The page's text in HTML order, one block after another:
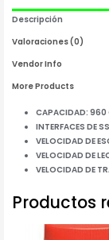
Descripción
Valoraciones (0)
Vendor Info
More Products
CAPACIDAD: 960
INTERFACES DE
VELOCIDAD DE
VELOCIDAD DE
VELOCIDAD DE
Productos